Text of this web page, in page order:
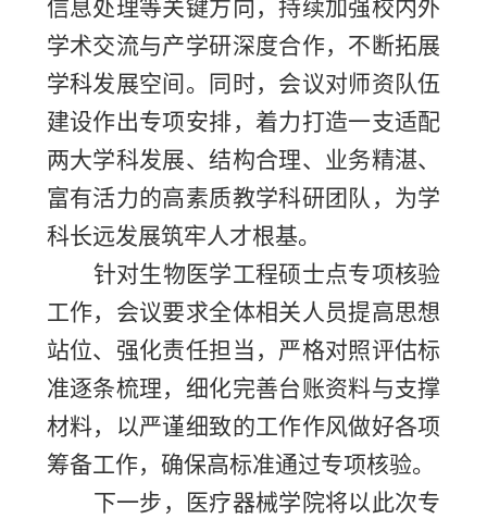
信息处理等关键方向，持续加强校内外
学术交流与产学研深度合作，不断拓展
学科发展空间。同时，会议对师资队伍
建设作出专项安排，着力打造一支适配
两大学科发展、结构合理、业务精湛、
富有活力的高素质教学科研团队，为学
科长远发展筑牢人才根基。
针对生物医学工程硕士点专项核验
工作，会议要求全体相关人员提高思想
站位、强化责任担当，严格对照评估标
准逐条梳理，细化完善台账资料与支撑
材料，以严谨细致的工作作风做好各项
筹备工作，确保高标准通过专项核验。
下一步，医疗器械学院将以此次专